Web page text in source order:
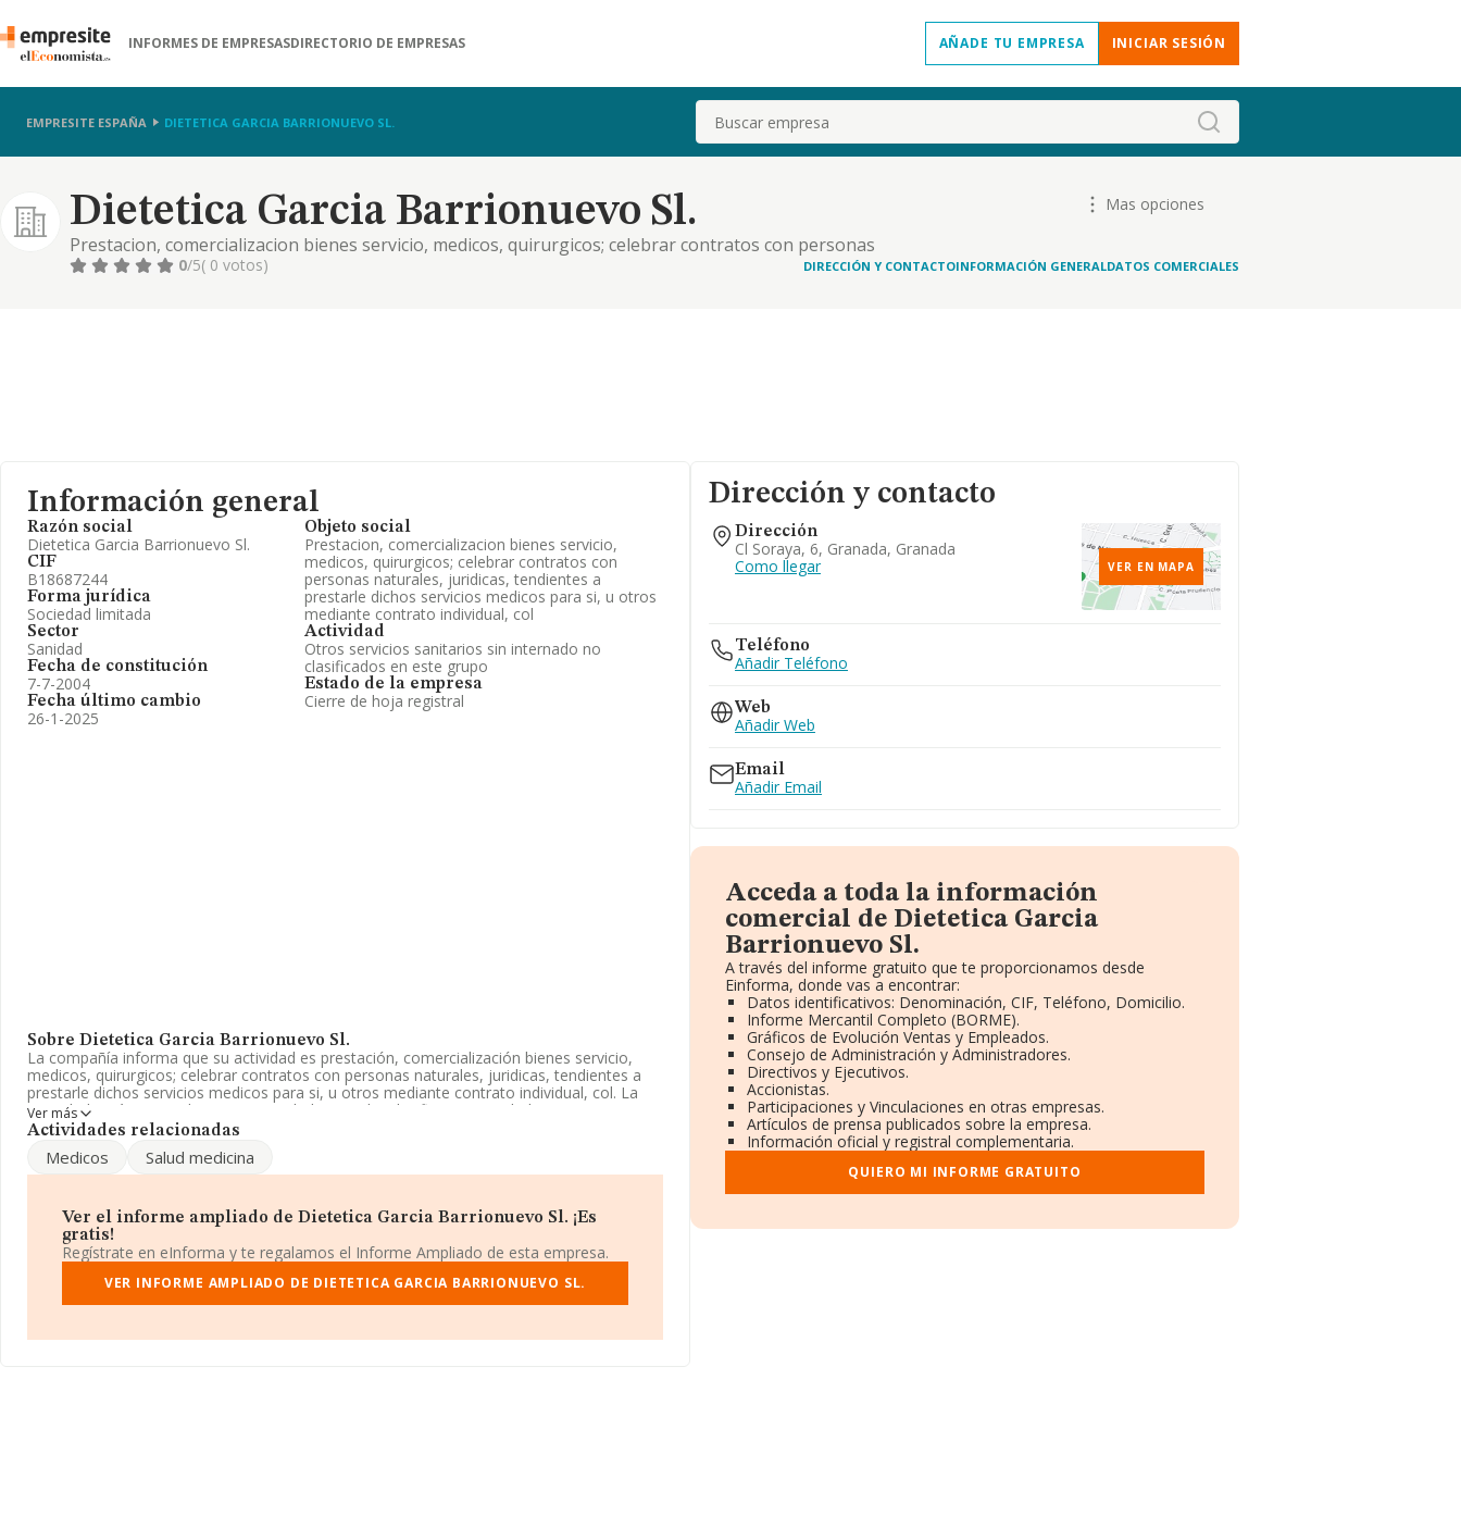
INFORMES DE EMPRESASDIRECTORIO DE EMPRESAS AÑADE TU EMPRESA INICIAR SESIÓN
EMPRESITE ESPAÑA DIETETICA GARCIA BARRIONUEVO SL. Buscar
Dietetica Garcia Barrionuevo Sl.
Prestacion, comercializacion bienes servicio, medicos, quirurgicos; celebrar contratos con personas
naturales, juridicas, tendientes a prestarle dichos servicios medicos para si, u otros mediante
Mas opciones
0/5( 0 votos) DIRECCIÓN Y CONTACTOINFORMACIÓN GENERALDATOS COMERCIALES
Información general
Razón social
Dietetica Garcia Barrionuevo Sl.
CIF
B18687244
Forma jurídica
Sociedad limitada
Sector
Sanidad
Fecha de constitución
7-7-2004
Fecha último cambio
26-1-2025
Objeto social
Prestacion, comercializacion bienes servicio,
medicos, quirurgicos; celebrar contratos con
personas naturales, juridicas, tendientes a
prestarle dichos servicios medicos para si, u otros
mediante contrato individual, col
Actividad
Otros servicios sanitarios sin internado no
clasificados en este grupo
Estado de la empresa
Cierre de hoja registral
Sobre Dietetica Garcia Barrionuevo Sl.
La compañía informa que su actividad es prestación, comercialización bienes servicio,
medicos, quirurgicos; celebrar contratos con personas naturales, juridicas, tendientes a
prestarle dichos servicios medicos para si, u otros mediante contrato individual, col. La
sociedad está registrada como Sociedad Limitada. Clasifica su actividad CNAE como
'Actividades de medicina especializada', código 8622. La compañía no tiene actividad en
La empresaDietetica Garcia Barrionuevo S.L, con CIF B18687244, en el municipio de
Con los datos a disposición de INFORMA sobre 13.421 empresas pertenecientes al
sector, a nivel nacional la facturación asciende a 4.898 millones de euros y la media entre
todas las compañías es de 364 mil euros de ventas. En cuanto a la información relativa a
la provincia de Granada, en la base de datos de INFORMA aparecen 222 empresas, con
ventas de hasta 36 millones de euros. Finalmente, para completar los datos de sector la
constitución.
Ver más
Actividades relacionadas
Medicos Salud medicina
Ver el informe ampliado de Dietetica Garcia Barrionuevo Sl. ¡Es
gratis!
Regístrate en eInforma y te regalamos el Informe Ampliado de esta empresa.
VER INFORME AMPLIADO DE DIETETICA GARCIA BARRIONUEVO SL.
Dirección y contacto
Dirección
Cl Soraya, 6, Granada, Granada
Como llegar
VER EN MAPA
Teléfono
Añadir Teléfono
Web
Añadir Web
Email
Añadir Email
Acceda a toda la información
comercial de Dietetica Garcia
Barrionuevo Sl.
A través del informe gratuito que te proporcionamos desde
Einforma, donde vas a encontrar:
Datos identificativos: Denominación, CIF, Teléfono, Domicilio.
Informe Mercantil Completo (BORME).
Gráficos de Evolución Ventas y Empleados.
Consejo de Administración y Administradores.
Directivos y Ejecutivos.
Accionistas.
Participaciones y Vinculaciones en otras empresas.
Artículos de prensa publicados sobre la empresa.
Información oficial y registral complementaria.
QUIERO MI INFORME GRATUITO